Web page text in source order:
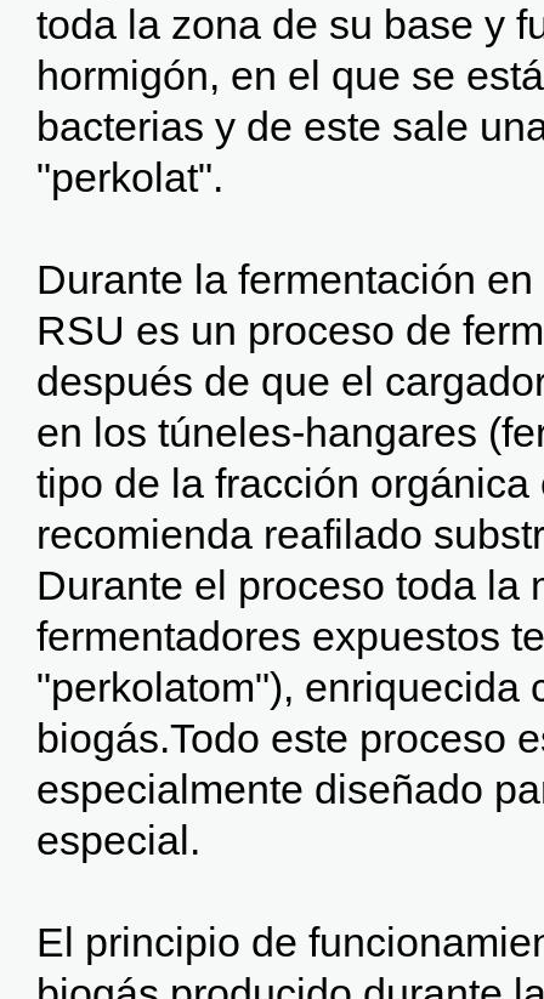
toda la zona de su base y
hormigón, en el que se
bacterias y de este sale
"perkolat".
Durante la fermentación
RSU es un proceso de
después de que el
en los túneles-hangares
tipo de la fracción
recomienda reafilado
Durante el proceso toda la
fermentadores expuestos
"perkolatom"), enriquecida
biogás.Todo este proceso
especialmente diseñado
especial.
El principio de